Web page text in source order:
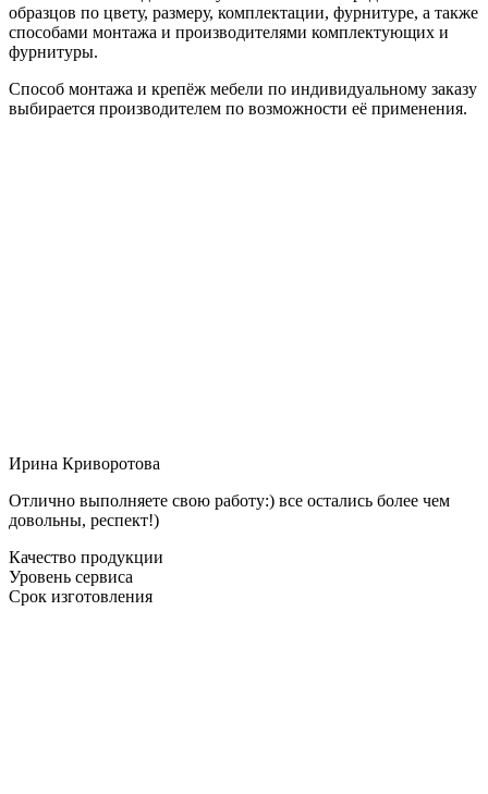
образцов по цвету, размеру, комплектации, фурнитуре, а также
способами монтажа и производителями комплектующих и
фурнитуры.
Способ монтажа и крепёж мебели по индивидуальному заказу
выбирается производителем по возможности её применения.
Ирина Криворотова
Отлично выполняете свою работу:) все остались более чем
довольны, респект!)
Качество продукции
Уровень сервиса
Срок изготовления